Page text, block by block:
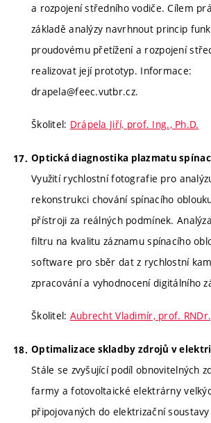
a rozpojení středního vodiče. Cílem
základě analýzy navrhnout princip
proudovému přetížení a rozpojení
realizovat její prototyp. Informace:
drapela@feec.vutbr.cz.
Školitel: Drápela Jiří, prof. Ing., Ph.D.
Optická diagnostika plazmatu
Využití rychlostní fotografie pro
rekonstrukci chování spínacího
přístroji za reálných podmínek.
filtru na kvalitu záznamu spínacího
software pro sběr dat z rychlostní
zpracování a vyhodnocení digitálního
Školitel: Aubrecht Vladimír, prof.
Optimalizace skladby zdrojů v
Stále se zvyšující podíl obnovitelných
farmy a fotovoltaické elektrárny
připojovaných do elektrizační